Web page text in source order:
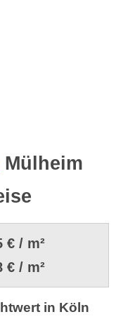
Mülheim
€ / m²
€ / m²
in Köln